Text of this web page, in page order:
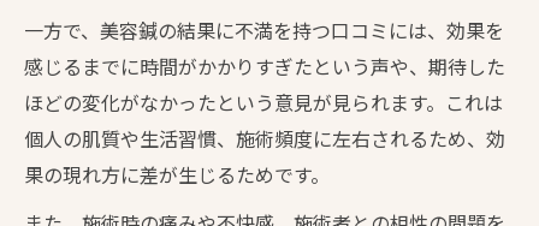
一方で、美容鍼の結果に不満を持つ口コミには、効果を
感じるまでに時間がかかりすぎたという声や、期待した
ほどの変化がなかったという意見が見られます。これは
個人の肌質や生活習慣、施術頻度に左右されるため、効
果の現れ方に差が生じるためです。